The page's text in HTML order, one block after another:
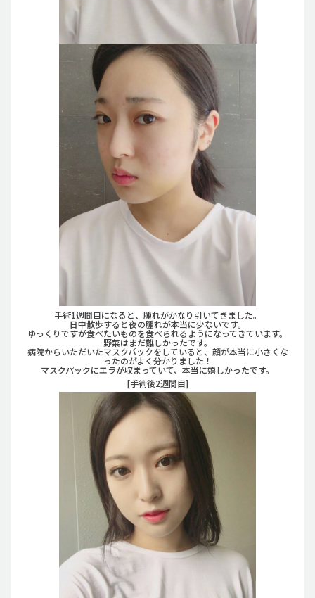
手術1週間目になると、腫れがかなり引いてきました。
日中散歩すると夜の腫れが本当に少ないです。
ゆっくりですが食べたいものを食べられるようになってきています。
野菜はまだ難しかったです。
病院からいただいたマスクパックをしていると、顔が本当に小さくな
ったのがよく分かりました！
マスクパックにエラが収まっていて、本当に嬉しかったです。
[手術後2週間目]